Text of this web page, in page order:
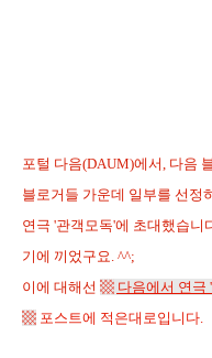
포털 다음(DAUM)에서, 다음
블로거들 가운데 일부를 선정
연극 '관객모독'에 초대했습니
기에 끼었구요. ^^;
이에 대해선 ▩ 다음에서 연극
▩ 포스트에 적은대로입 니다.